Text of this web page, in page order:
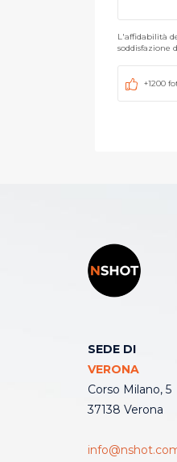
L'affidabilità
soddisfazione
+1200
SEDE DI
VERONA
Corso Milano, 5
37138 Verona